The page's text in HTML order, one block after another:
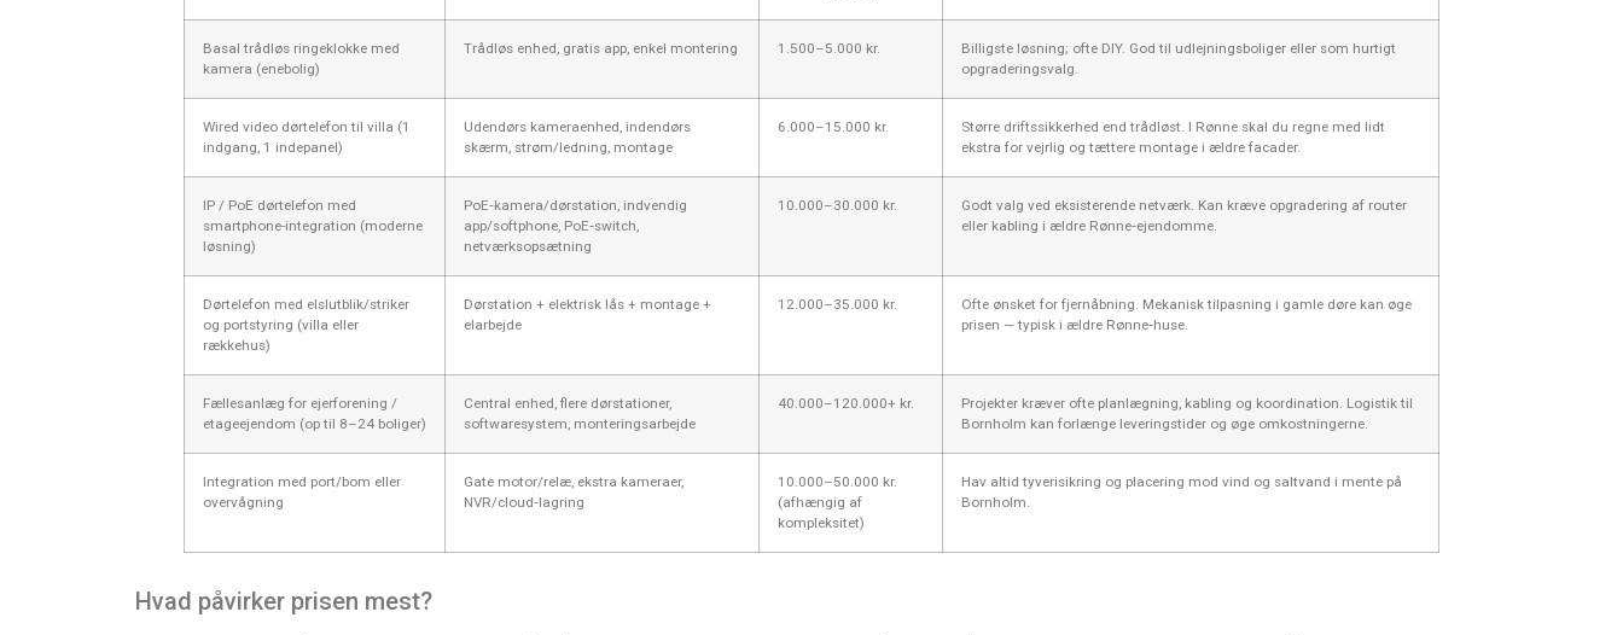
Basal trådløs ringeklokke med
kamera (enebolig)
Trådløs enhed, gratis app, enkel montering 1.500–5.000 kr.
Billigste løsning; ofte DIY. God til udlejningsboliger eller som hurtigt
opgraderingsvalg.
Wired video dørtelefon til villa (1
indgang, 1 indepanel)
Udendørs kameraenhed, indendørs
skærm, strøm/ledning, montage
6.000–15.000 kr.
Større driftssikkerhed end trådløst. I Rønne skal du regne med lidt
ekstra for vejrlig og tættere montage i ældre facader.
IP / PoE dørtelefon med
smartphone-integration (moderne
løsning)
PoE‑kamera/dørstation, indvendig
app/softphone, PoE‑switch,
netværksopsætning
10.000–30.000 kr.
Godt valg ved eksisterende netværk. Kan kræve opgradering af router
eller kabling i ældre Rønne‑ejendomme.
Dørtelefon med elslutblik/striker
og portstyring (villa eller
rækkehus)
Dørstation + elektrisk lås + montage +
elarbejde
12.000–35.000 kr.
Ofte ønsket for fjernåbning. Mekanisk tilpasning i gamle døre kan øge
prisen — typisk i ældre Rønne‑huse.
Fællesanlæg for ejerforening /
etageejendom (op til 8–24 boliger)
Central enhed, flere dørstationer,
softwaresystem, monteringsarbejde
40.000–120.000+ kr.
Projekter kræver ofte planlægning, kabling og koordination. Logistik til
Bornholm kan forlænge leveringstider og øge omkostningerne.
Integration med port/bom eller
overvågning
Gate motor/relæ, ekstra kameraer,
NVR/cloud‑lagring
10.000–50.000 kr.
(afhængig af
kompleksitet)
Hav altid tyverisikring og placering mod vind og saltvand i mente på
Bornholm.
Hvad påvirker prisen mest?